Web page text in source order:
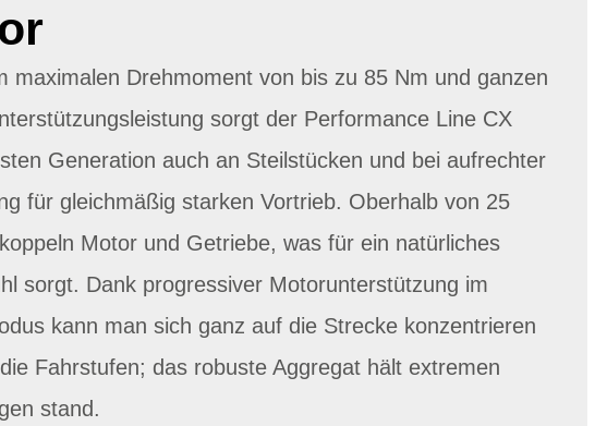
maximalen Drehmoment von bis zu 85 Nm und ganzen
sorgt der Performance Line CX
Generation auch an Steilstücken und bei aufrechter
für gleichmäßig starken Vortrieb. Oberhalb von 25
Motor und Getriebe, was für ein natürliches
sorgt. Dank progressiver Motorunterstützung im
kann man sich ganz auf die Strecke konzentrieren
Fahrstufen; das robuste Aggregat hält extremen
stand.